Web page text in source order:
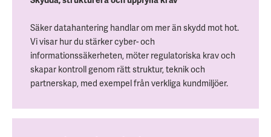
Säker datahantering handlar om mer än skydd mot hot.
Vi visar hur du stärker cyber- och
informationssäkerheten, möter regulatoriska krav och
skapar kontroll genom rätt struktur, teknik och
partnerskap, med exempel från verkliga kundmiljöer.